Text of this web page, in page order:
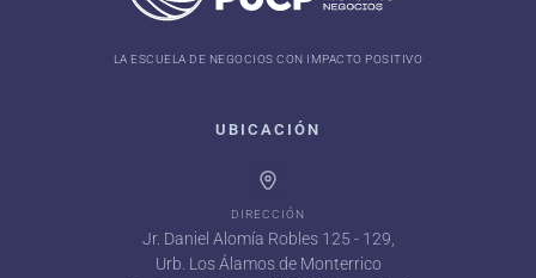
LA ESCUELA DE NEGOCIOS CON IMPACTO POSITIVO
UBICACIÓN
DIRECCIÓN
Jr. Daniel Alomía Robles 125 - 129,
Urb. Los Álamos de Monterrico